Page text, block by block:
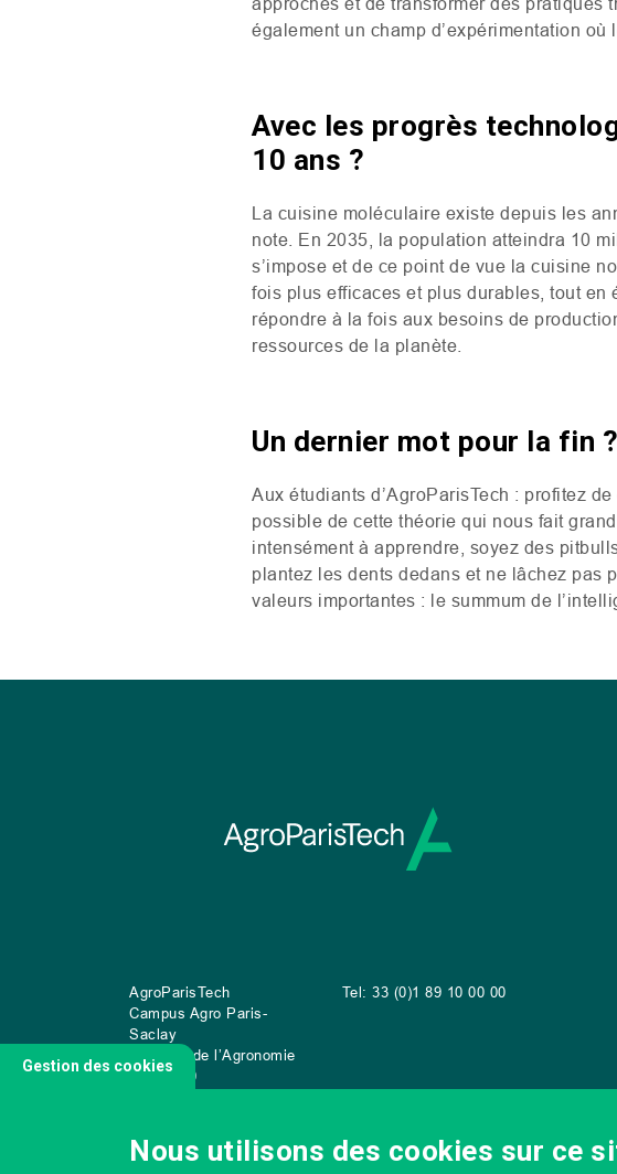
également un champ d’expérimentation
Avec les progrès
10 ans ?
La cuisine moléculaire existe depuis les
note. En 2035, la population atteindra 10
s’impose et de ce point de vue la cuisine
fois plus efficaces et plus durables, tout en
répondre à la fois aux besoins de
ressources de la planète.
Un dernier mot pour la fin ?
Aux étudiants d’AgroParisTech : profitez
possible de cette théorie qui nous fait
intensément à apprendre, soyez des
plantez les dents dedans et ne lâchez pas
valeurs importantes : le summum de
AgroParisTech
Campus Agro Paris-
Saclay
22 place de l’Agronomie
CS20040
Tel: 33 (0)1 89 10 00 00
Gestion des cookies
Nous utilisons des cookies sur ce